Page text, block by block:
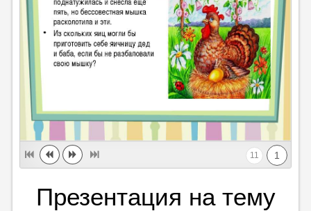
1
11
Презентация на тему